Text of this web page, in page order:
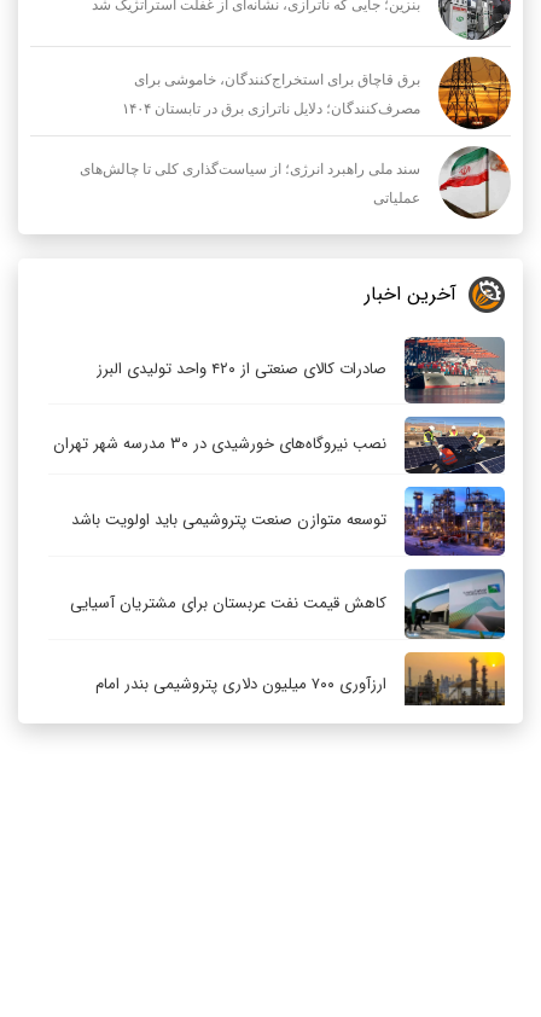
بنزین؛ جایی که ناترازی، نشانه‌ای از غفلت استراتژیک شد
برق قاچاق برای استخراج‌کنندگان، خاموشی برای
مصرف‌کنندگان؛ دلایل ناترازی برق در تابستان ۱۴۰۴
سند ملی راهبرد انرژی؛ از سیاست‌گذاری کلی تا چالش‌های
عملیاتی
آخرین اخبار
صادرات کالای صنعتی از ۴۲۰ واحد تولیدی البرز
نصب نیروگاه‌های خورشیدی در ۳۰ مدرسه شهر تهران
توسعه متوازن صنعت پتروشیمی باید اولویت باشد
کاهش قیمت نفت عربستان برای مشتریان آسیایی
ارزآوری ۷۰۰ میلیون دلاری پتروشیمی بندر امام